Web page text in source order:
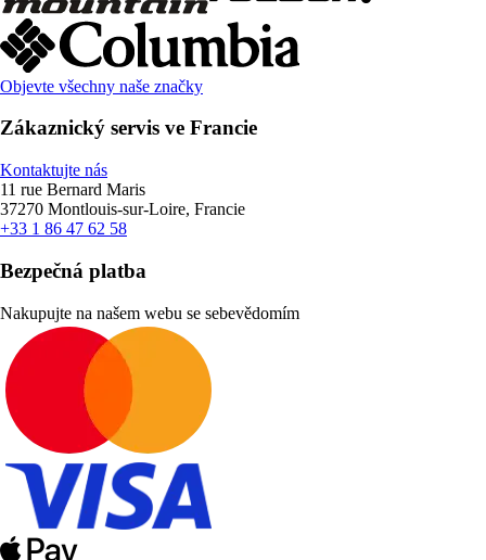
Objevte všechny naše značky
Zákaznický servis ve Francie
Kontaktujte nás
11 rue Bernard Maris
37270 Montlouis-sur-Loire, Francie
+33 1 86 47 62 58
Bezpečná platba
Nakupujte na našem webu se sebevědomím